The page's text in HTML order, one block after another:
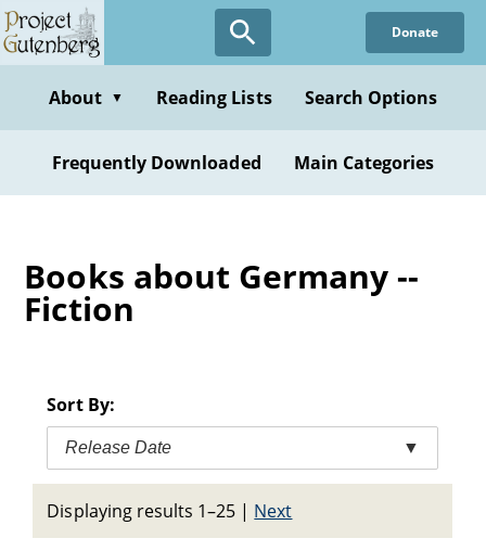
Skip
to
content
Donate
About ▼ Reading Lists Search Options
Frequently Downloaded Main Categories
Books about Germany --
Fiction
Sort By:
Release Date ▼
Displaying results 1–25 | Next